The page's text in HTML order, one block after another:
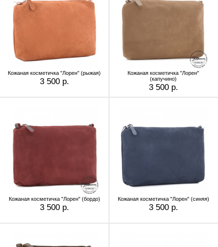
Кожаная косметичка "Лорен" (рыжая)
3 500 р.
Кожаная косметичка "Лорен"
(капучино)
3 500 р.
Кожаная косметичка "Лорен" (бордо)
3 500 р.
Кожаная косметичка "Лорен" (синяя)
3 500 р.